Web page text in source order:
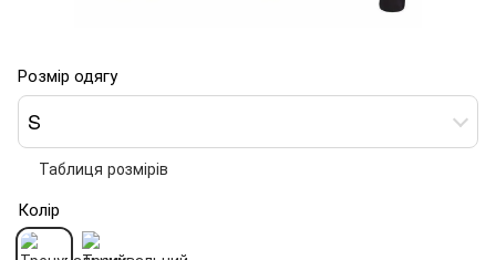
Розмір одягу
S
Таблиця розмірів
Колір